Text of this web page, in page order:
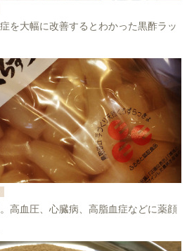
を大幅に改善するとわかった黒酢ラッ
高血圧、心臓病、高脂血症などに薬顔